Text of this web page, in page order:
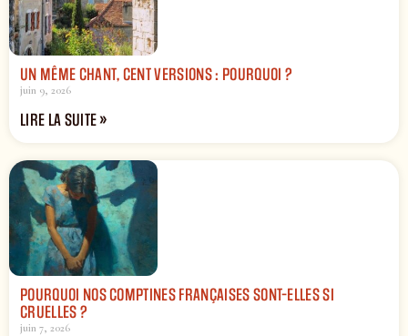
UN MÊME CHANT, CENT VERSIONS : POURQUOI ?
juin 9, 2026
LIRE LA SUITE »
POURQUOI NOS COMPTINES FRANÇAISES SONT-ELLES SI
CRUELLES ?
juin 7, 2026